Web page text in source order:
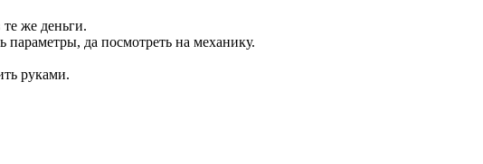
же деньги.
параметры, да посмотреть на механику.
руками.